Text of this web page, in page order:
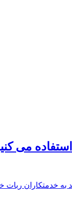
می
به خدمتکاران